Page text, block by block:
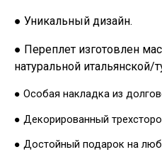
● Уникальный дизайн.
● Переплет изготовлен
натуральной итальянской/
● Особая накладка из
● Декорированный
● Достойный подарок на